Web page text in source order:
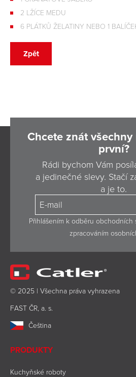
2 LŽÍCE MEDU
6 PLÁTKŮ ŽELATINY NEBO 1
Zpět
Chcete znát
první?
Rádi bychom Vám
a jedinečné slevy. Stačí
a je to.
Přihlášením k odběru obchodních
zpracováním
© 2025 | Všechna práva vyhrazena
FAST ČR, a. s.
Čeština
PRODUKTY
Kuchyňské roboty